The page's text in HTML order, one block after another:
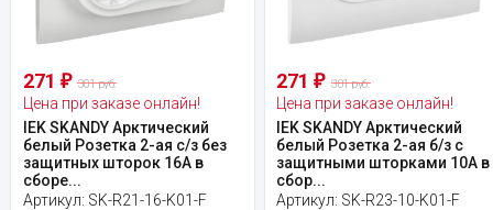
271 ₽ 301 руб.
Цена при заказе онлайн!
IEK SKANDY Арктический
белый Розетка 2-ая с/з без
защитных шторок 16А в
сборе...
Артикул: SK-R21-16-K01-F
271₽ 301 руб.
Цена при заказе онлайн!
IEK SKANDY Арктический
белый Розетка 2-ая б/з с
защитными шторками 10А в
сбор...
Артикул: SK-R23-10-K01-F